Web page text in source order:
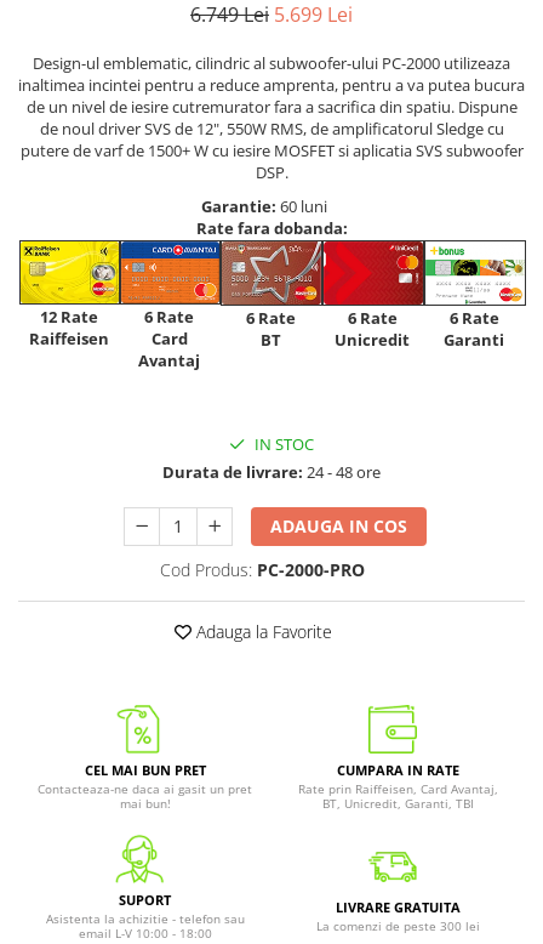
6.749 Lei 5.699 Lei
Design-ul emblematic, cilindric al subwoofer-ului PC-2000 utilizeaza
inaltimea incintei pentru a reduce amprenta, pentru a va putea bucura
de un nivel de iesire cutremurator fara a sacrifica din spatiu. Dispune
de noul driver SVS de 12", 550W RMS, de amplificatorul Sledge cu
putere de varf de 1500+ W cu iesire MOSFET si aplicatia SVS subwoofer
DSP.
Garantie: 60 luni
Rate fara dobanda:
12 Rate
Raiffeisen
6 Rate
Card
Avantaj
6 Rate
BT
6 Rate
Unicredit
6 Rate
Garanti
IN STOC
Durata de livrare: 24 - 48 ore
ADAUGA IN COS
Cod Produs: PC-2000-PRO
Adauga la Favorite
CEL MAI BUN PRET
Contacteaza-ne daca ai gasit un pret
mai bun!
CUMPARA IN RATE
Rate prin Raiffeisen, Card Avantaj,
BT, Unicredit, Garanti, TBI
SUPORT
Asistenta la achizitie - telefon sau
email L-V 10:00 - 18:00
LIVRARE GRATUITA
La comenzi de peste 300 lei